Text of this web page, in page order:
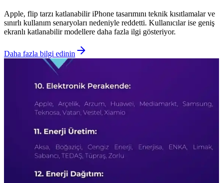
Apple, flip tarzı katlanabilir iPhone tasarımını teknik kısıtlamalar ve
sınırlı kullanım senaryoları nedeniyle reddetti. Kullanıcılar ise geniş
ekranlı katlanabilir modellere daha fazla ilgi gösteriyor.
Daha fazla bilgi edinin